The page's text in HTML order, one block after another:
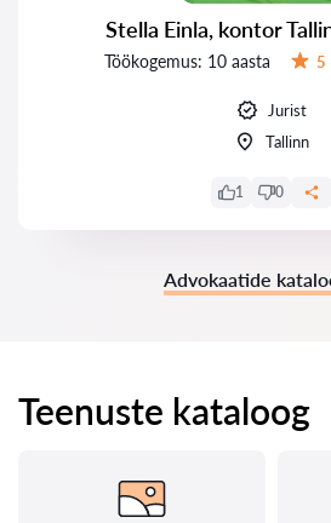
Stella Einla, kontor
Töökogemus: 10 aasta 5
Jurist
Tallinn
1 0
Advokaatide
Teenuste kataloog